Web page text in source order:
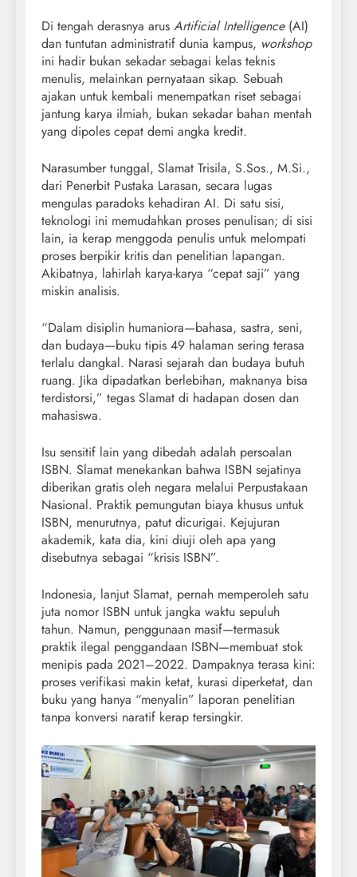
Di tengah derasnya arus Artificial Intelligence(AI)
dan tuntutan administratif dunia kampus, workshop
ini hadir bukan sekadar sebagai kelas teknis
menulis, melainkan pernyataan sikap. Sebuah
ajakan untuk kembali menempatkan riset sebagai
jantung karya ilmiah, bukan sekadar bahan mentah
yang dipoles cepat demi angka kredit.
Narasumber tunggal, Slamat Trisila, S.Sos., M.Si.,
dari Penerbit Pustaka Larasan, secara lugas
mengulas paradoks kehadiran AI. Di satu sisi,
teknologi ini memudahkan proses penulisan; di sisi
lain, ia kerap menggoda penulis untuk melompati
proses berpikir kritis dan penelitian lapangan.
Akibatnya, lahirlah karya-karya “cepat saji” yang
miskin analisis.
“Dalam disiplin humaniora—bahasa, sastra, seni,
dan budaya—buku tipis 49 halaman sering terasa
terlalu dangkal. Narasi sejarah dan budaya butuh
ruang. Jika dipadatkan berlebihan, maknanya bisa
terdistorsi,” tegas Slamat di hadapan dosen dan
mahasiswa.
Isu sensitif lain yang dibedah adalah persoalan
ISBN. Slamat menekankan bahwa ISBN sejatinya
diberikan gratis oleh negara melalui Perpustakaan
Nasional. Praktik pemungutan biaya khusus untuk
ISBN, menurutnya, patut dicurigai. Kejujuran
akademik, kata dia, kini diuji oleh apa yang
disebutnya sebagai “krisis ISBN”.
Indonesia, lanjut Slamat, pernah memperoleh satu
juta nomor ISBN untuk jangka waktu sepuluh
tahun. Namun, penggunaan masif—termasuk
praktik ilegal penggandaan ISBN—membuat stok
menipis pada 2021–2022. Dampaknya terasa kini:
proses verifikasi makin ketat, kurasi diperketat, dan
buku yang hanya “menyalin” laporan penelitian
tanpa konversi naratif kerap tersingkir.